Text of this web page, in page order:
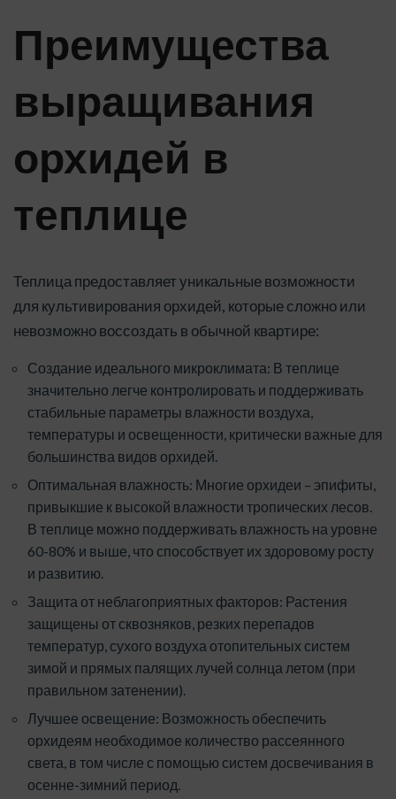
Преимущества
выращивания
орхидей в
теплице
Теплица предоставляет уникальные возможности
для культивирования орхидей, которые сложно или
невозможно воссоздать в обычной квартире:
Создание идеального микроклимата: В теплице
значительно легче контролировать и поддерживать
стабильные параметры влажности воздуха,
температуры и освещенности, критически важные для
большинства видов орхидей.
Оптимальная влажность: Многие орхидеи – эпифиты,
привыкшие к высокой влажности тропических лесов.
В теплице можно поддерживать влажность на уровне
60-80% и выше, что способствует их здоровому росту
и развитию.
Защита от неблагоприятных факторов: Растения
защищены от сквозняков, резких перепадов
температур, сухого воздуха отопительных систем
зимой и прямых палящих лучей солнца летом (при
правильном затенении).
Лучшее освещение: Возможность обеспечить
орхидеям необходимое количество рассеянного
света, в том числе с помощью систем досвечивания в
осенне-зимний период.